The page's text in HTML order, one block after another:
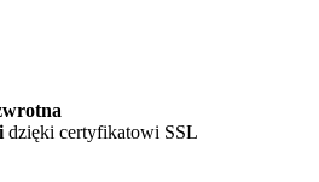
dzięki certyfikatowi SSL